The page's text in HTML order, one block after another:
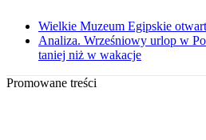
Wielkie Muzeum Egipskie
Analiza. Wrześniowy urlop w
taniej niż w wakacje
Promowane treści